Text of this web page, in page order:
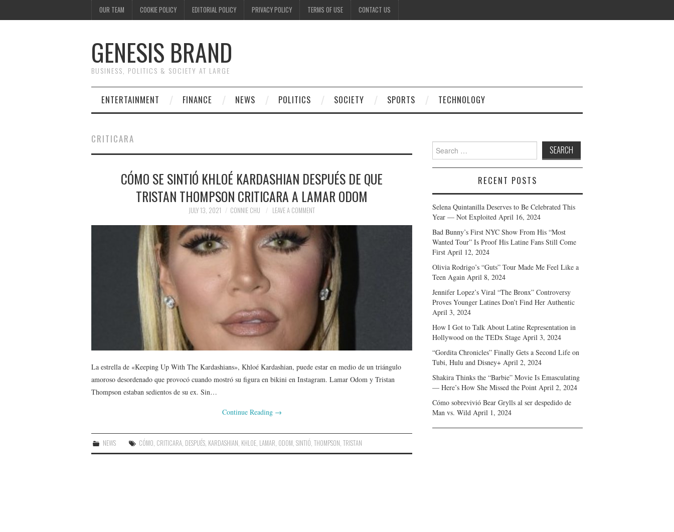
OUR TEAM COOKIE POLICY EDITORIAL POLICY PRIVACY POLICY TERMS OF USE CONTACT US
GENESIS BRAND
BUSINESS, POLITICS & SOCIETY AT LARGE
ENTERTAINMENT FINANCE NEWS POLITICS SOCIETY SPORTS TECHNOLOGY
CRITICARA
CÓMO SE SINTIÓ KHLOÉ KARDASHIAN DESPUÉS DE QUE
TRISTAN THOMPSON CRITICARA A LAMAR ODOM
JULY 13, 2021 CONNIE CHU LEAVE A COMMENT
La estrella de «Keeping Up With The Kardashians», Khloé Kardashian, puede estar en medio de un triángulo
amoroso desordenado que provocó cuando mostró su figura en bikini en Instagram. Lamar Odom y Tristan
Thompson estaban sedientos de su ex. Sin…
Continue Reading →
NEWS CÓMO CRITICARA DESPUÉS KARDASHIAN KHLOE LAMAR ODOM ,SINTIÓ ,THOMPSON ,TRISTAN
Search
for:
RECENT POSTS
Selena Quintanilla Deserves to Be Celebrated This
Year — Not Exploited April 16, 2024
Bad Bunny’s First NYC Show From His “Most
Wanted Tour” Is Proof His Latine Fans Still Come
First April 12, 2024
Olivia Rodrigo’s “Guts” Tour Made Me Feel Like a
Teen Again April 8, 2024
Jennifer Lopez’s Viral “The Bronx” Controversy
Proves Younger Latines Don’t Find Her Authentic
April 3, 2024
How I Got to Talk About Latine Representation in
Hollywood on the TEDx Stage April 3, 2024
“Gordita Chronicles” Finally Gets a Second Life on
Tubi, Hulu and Disney+ April 2, 2024
Shakira Thinks the “Barbie” Movie Is Emasculating
— Here’s How She Missed the Point April 2, 2024
Cómo sobrevivió Bear Grylls al ser despedido de
Man vs. Wild April 1, 2024